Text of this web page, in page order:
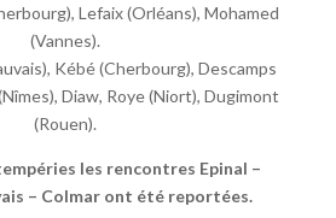
Lefaix (Orléans), Mohamed
(Vannes).
Kébé (Cherbourg), Descamps
Diaw, Roye (Niort), Dugimont
(Rouen).
les rencontres Epinal –
– Colmar ont été reportées.